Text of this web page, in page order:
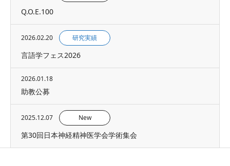
Q.O.E.100
2026.02.20 研究実績
言語学フェス2026
2026.01.18
助教公募
2025.12.07 New
第30回日本神経精神医学会学術集会